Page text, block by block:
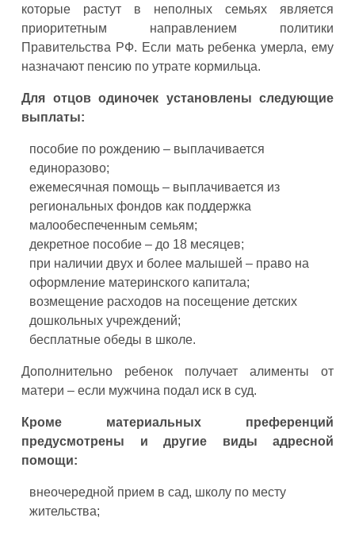
которые растут в неполных семьях является
приоритетным направлением политики
Правительства РФ. Если мать ребенка умерла, ему
назначают пенсию по утрате кормильца.
Для отцов одиночек установлены следующие
выплаты:
пособие по рождению – выплачивается
единоразово;
ежемесячная помощь – выплачивается из
региональных фондов как поддержка
малообеспеченным семьям;
декретное пособие – до 18 месяцев;
при наличии двух и более малышей – право на
оформление материнского капитала;
возмещение расходов на посещение детских
дошкольных учреждений;
бесплатные обеды в школе.
Дополнительно ребенок получает алименты от
матери – если мужчина подал иск в суд.
Кроме материальных преференций
предусмотрены и другие виды адресной
помощи:
внеочередной прием в сад, школу по месту
жительства;